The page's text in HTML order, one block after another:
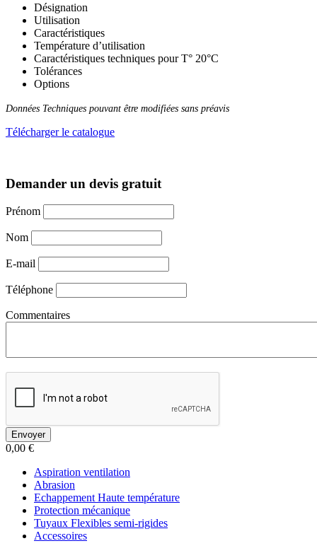
Désignation
Utilisation
Caractéristiques
Température d’utilisation
Caractéristiques techniques pour T° 20°С
Tolérances
Options
Données Techniques pouvant être modifiées sans préavis
Télécharger le catalogue
Demander un devis gratuit
Prénom
Nom
E-mail
Téléphone
Commentaires
0,00 €
Aspiration ventilation
Abrasion
Echappement Haute température
Protection mécanique
Tuyaux Flexibles semi-rigides
Accessoires